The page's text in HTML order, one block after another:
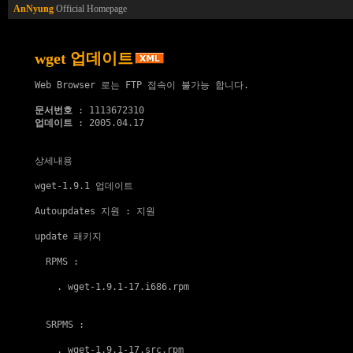
AnNyung Official Homepage
wget 업데이트
Web Browser 로는 FTP 접속이 불가능 합니다.
문서번호
업데이트 : 2005.04.17
상세내용
wget-1.9.1 업데이트
Autoupdates 지원 : 지원
update 패키지
  RPMS :
    .
wget-1.9.1-17.i686.rpm
  SRPMS :
    .
wget-1.9.1-17.src.rpm